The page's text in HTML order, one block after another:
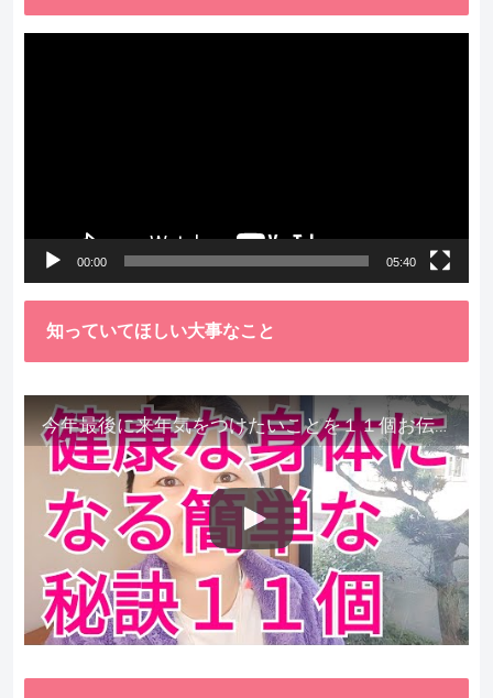
00:00 05:40
知っていてほしい大事なこと
今年最後に来年気をつけたいことを１１個お伝えします。